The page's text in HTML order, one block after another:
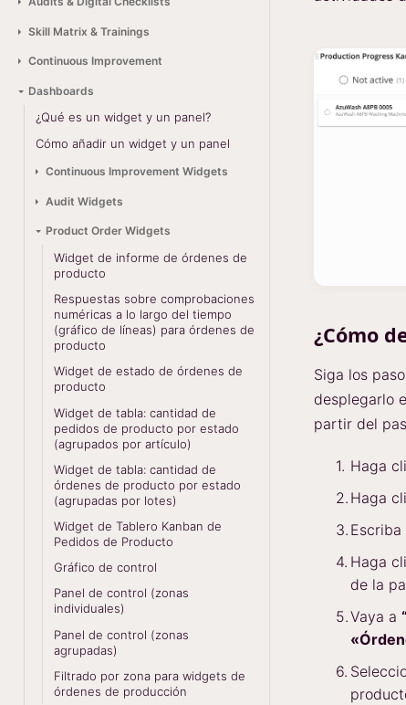
Skill Matrix & Trainings
Continuous Improvement
Dashboards
¿Qué es un widget y un panel?
Cómo añadir un widget y un panel
Continuous Improvement Widgets
Audit Widgets
Product Order Widgets
Widget de informe de órdenes de
producto
Respuestas sobre comprobaciones
numéricas a lo largo del tiempo
(gráfico de líneas) para órdenes de
producto
Widget de estado de órdenes de
producto
Widget de tabla: cantidad de
pedidos de producto por estado
(agrupados por artículo)
Widget de tabla: cantidad de
órdenes de producto por estado
(agrupadas por lotes)
Widget de Tablero Kanban de
Pedidos de Producto
Gráfico de control
Panel de control (zonas
individuales)
Panel de control (zonas
agrupadas)
Filtrado por zona para widgets de
órdenes de producción
¿Cómo
Siga los
desplegarlo
partir del
Haga
Haga
Haga
de la
Vaya a